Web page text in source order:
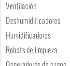
Ventilación
Deshumidificadores
Humidificadores
Robots de limpieza